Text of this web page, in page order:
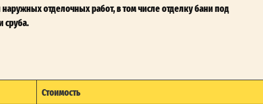
отделочных работ, в том числе отделку бани под
сруба.
Стоимость